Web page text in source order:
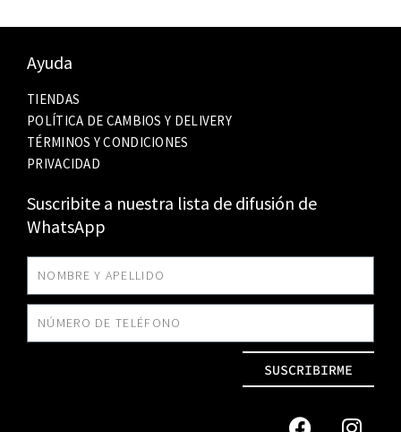
Ayuda
TIENDAS
POLÍTICA DE CAMBIOS Y DELIVERY
TÉRMINOS Y CONDICIONES
PRIVACIDAD
Suscribite a nuestra lista de difusión de
WhatsApp
SUSCRIBIRME